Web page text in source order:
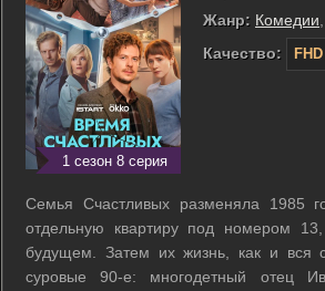
1 сезон 8 серия
Жанр: Комедии
Качество:
Семья Счастливых разменяла 1985
отдельную квартиру под номером
будущем. Затем их жизнь, как и вся
суровые 90-е: многодетный отец